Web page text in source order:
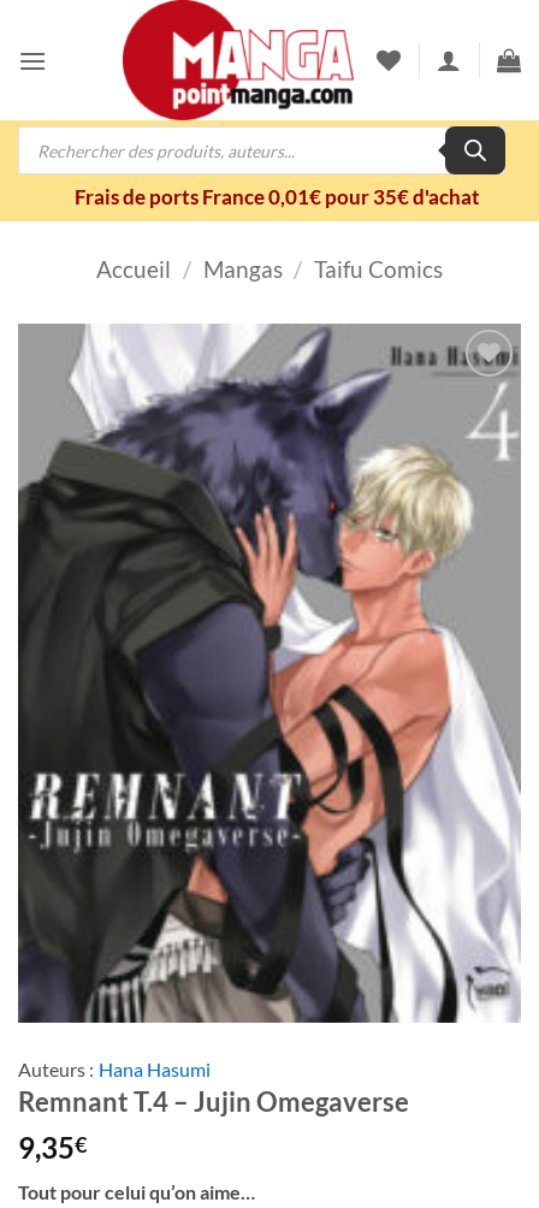
contenu
Recherche
Frais de ports France 0,01€ pour 35€ d'achat
Accueil / Mangas / Taifu Comics
Ajouter
à la
wishlist
Auteurs : Hana Hasumi
Remnant T.4 – Jujin Omegaverse
9,35€
Tout pour celui qu’on aime…